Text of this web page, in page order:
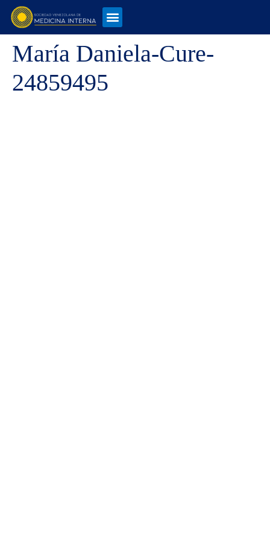
María Daniela-Cure-
24859495